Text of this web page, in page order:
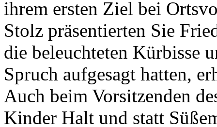
ihrem ersten Ziel bei
Stolz präsentierten Sie
die beleuchteten Kürbisse
Spruch aufgesagt hatten,
Auch beim Vorsitzenden
Kinder Halt und statt